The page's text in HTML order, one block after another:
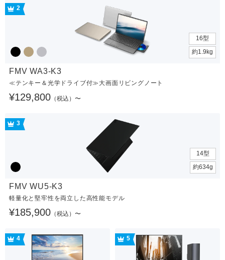
2
16型
約1.9kg
FMV WA3-K3
≪テンキー＆光学ドライブ付≫大画面リビングノート
¥129,800 （税込）〜
3
14型
約634g
FMV WU5-K3
軽量化と堅牢性を両立した高性能モデル
¥185,900 （税込）〜
4 5